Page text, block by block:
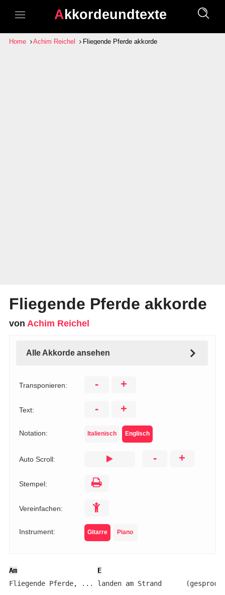
Akkordeundtexte
Home Achim Reichel Fliegende Pferde akkorde
Fliegende Pferde akkorde
von Achim Reichel
Alle Akkorde ansehen
Transponieren: - +
Text: - +
Notation: Italienisch Englisch
Auto Scroll: - +
Stempel:
Vereinfachen:
Instrument: Gitarre Piano
Am
E
Fliegende Pferde, ... landen am Strand